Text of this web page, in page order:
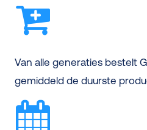
Van alle generaties bestelt
gemiddeld de duurste